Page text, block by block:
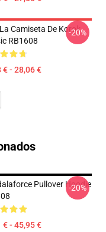
Camiseta De Korok
RB1608
€ - 28,06 €
-20%
Pullover Hoodie
€ - 45,95 €
-20%